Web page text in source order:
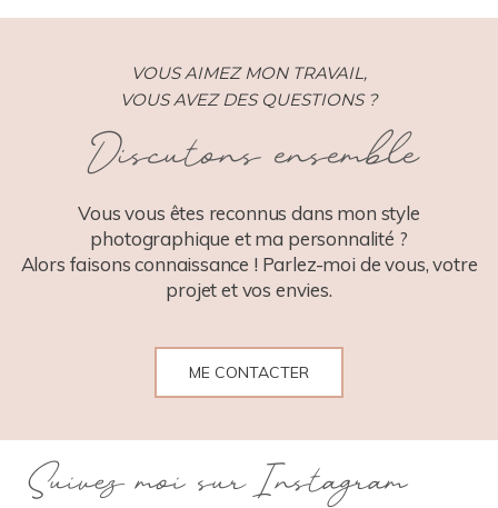
VOUS AIMEZ MON TRAVAIL,
VOUS AVEZ DES QUESTIONS ?
Discutons ensemble
Vous vous êtes reconnus dans mon style
photographique et ma personnalité ?
Alors faisons connaissance ! Parlez-moi de vous, votre
projet et vos envies.
ME CONTACTER
Suivez moi sur Instagram